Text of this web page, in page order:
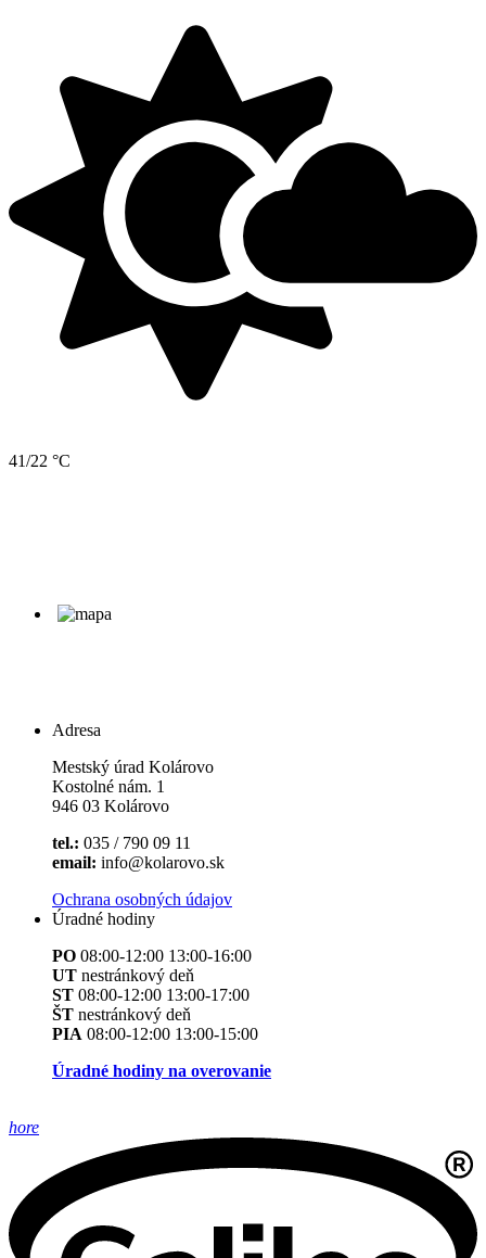
41/22 °C
Adresa
Mestský úrad Kolárovo
Kostolné nám. 1
946 03 Kolárovo
tel.: 035 / 790 09 11
email: info@kolarovo.sk
Ochrana osobných údajov
Úradné hodiny
PO 08:00-12:00 13:00-16:00
UT nestránkový deň
ST 08:00-12:00 13:00-17:00
ŠT nestránkový deň
PIA 08:00-12:00 13:00-15:00
Úradné hodiny na overovanie
hore